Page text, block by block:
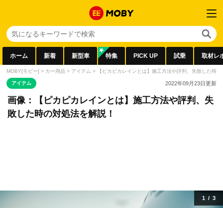
ホーム 新着 新型車 特集 PICK UP 試乗 取材レ
MOBY[モビー] > カー用品 > アイテム > 【ピカピカレインとは】施工方法や評判、失敗した時
アイテム 2022年09月23日更新
画像：【ピカピカレインとは】施工方法や評判、失
敗した時の対処法を解説！
1/ 3